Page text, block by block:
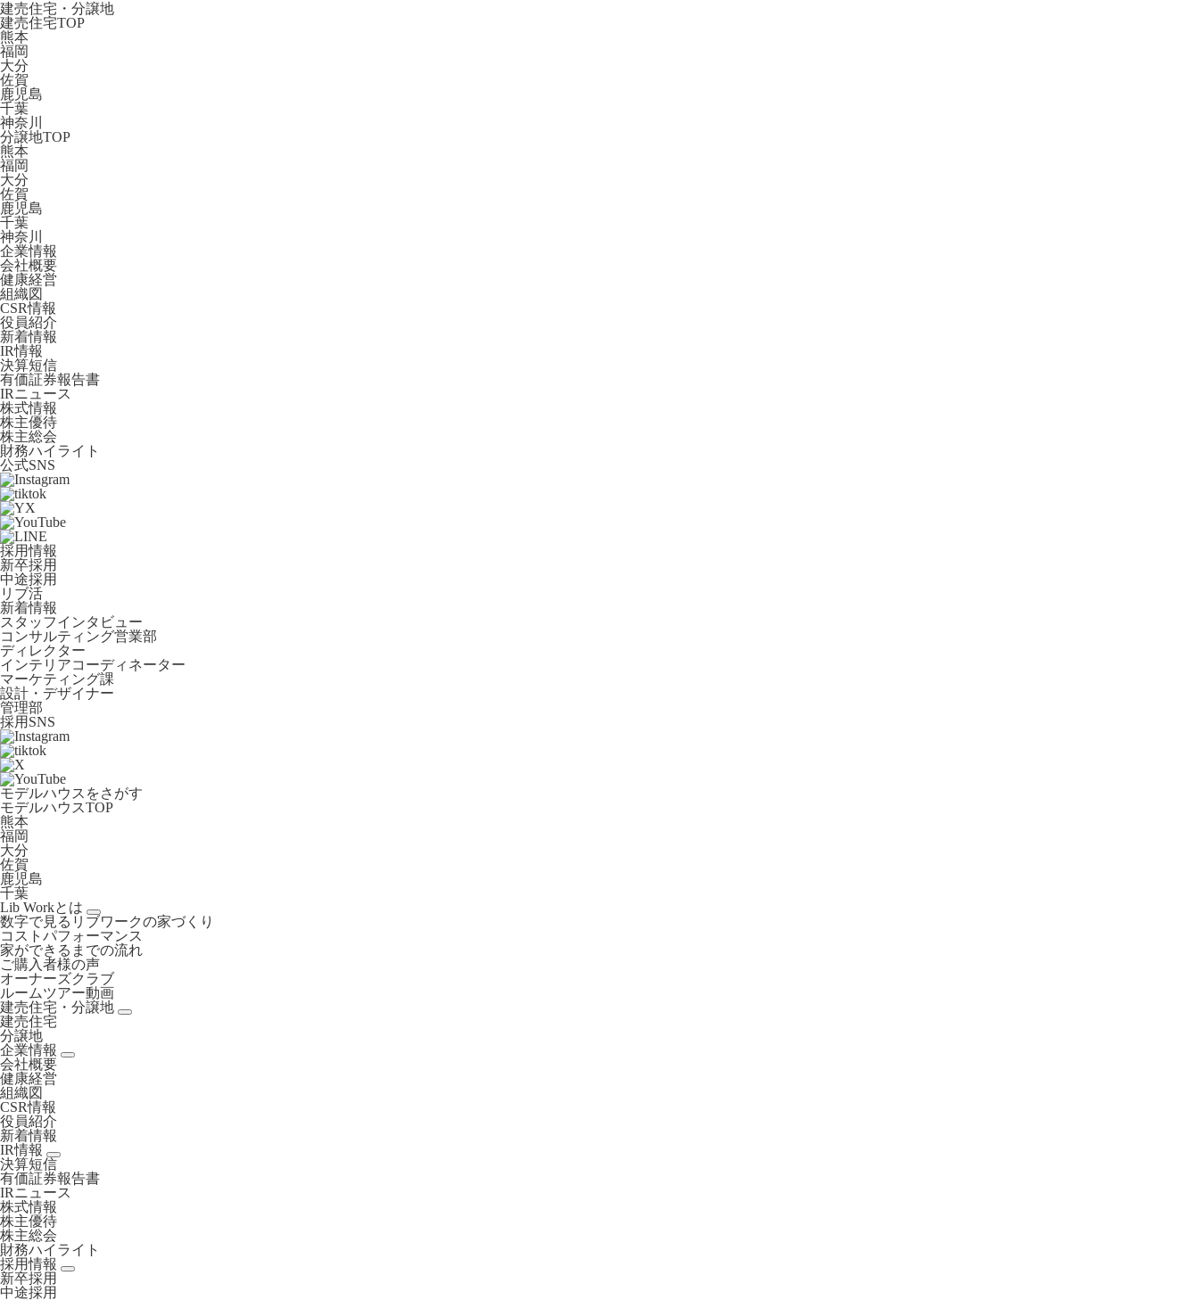
建売住宅・分譲地
建売住宅TOP
熊本
福岡
大分
佐賀
鹿児島
千葉
神奈川
分譲地TOP
熊本
福岡
大分
佐賀
鹿児島
千葉
神奈川
企業情報
会社概要
健康経営
組織図
CSR情報
役員紹介
新着情報
IR情報
決算短信
有価証券報告書
IRニュース
株式情報
株主優待
株主総会
財務ハイライト
公式SNS
採用情報
新卒採用
中途採用
リブ活
新着情報
スタッフインタビュー
コンサルティング営業部
ディレクター
インテリアコーディネーター
マーケティング課
設計・デザイナー
管理部
採用SNS
モデルハウスをさがす
モデルハウスTOP
熊本
福岡
大分
佐賀
鹿児島
千葉
Lib Workとは
数字で見るリブワークの家づくり
コストパフォーマンス
家ができるまでの流れ
ご購入者様の声
オーナーズクラブ
ルームツアー動画
建売住宅・分譲地
建売住宅
分譲地
企業情報
会社概要
健康経営
組織図
CSR情報
役員紹介
新着情報
IR情報
決算短信
有価証券報告書
IRニュース
株式情報
株主優待
株主総会
財務ハイライト
採用情報
新卒採用
中途採用